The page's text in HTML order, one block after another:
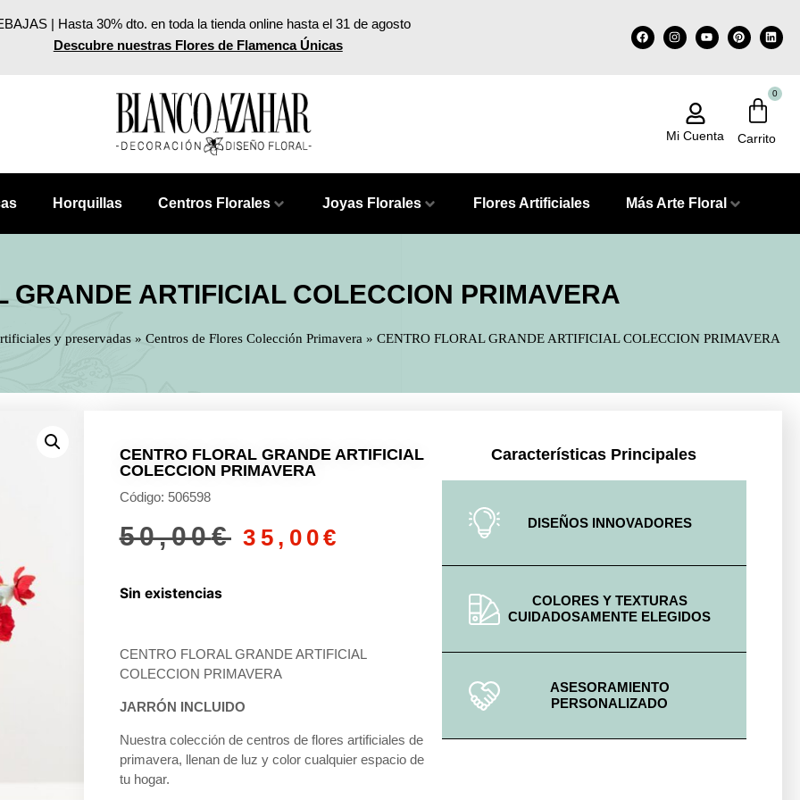
| Hasta 30% dto. en toda la tienda online hasta el 31 de agosto
Descubre nuestras Flores de Flamenca Únicas
Mi Cuenta
0
Horquillas Centros Florales Joyas Florales Flores Artificiales Más Arte Floral
GRANDE ARTIFICIAL COLECCION PRIMAVERA
y preservadas» Centros de Flores Colección Primavera » CENTRO FLORAL GRANDE ARTIFICIAL COLECCION PRIMAVERA
CENTRO FLORAL GRANDE ARTIFICIAL
COLECCION PRIMAVERA
Código: 506598
50,00€ 35,00€
Sin existencias
CENTRO FLORAL GRANDE ARTIFICIAL
COLECCION PRIMAVERA
JARRÓN INCLUIDO
Nuestra colección de centros de flores artificiales de
primavera, llenan de luz y color cualquier espacio de
tu hogar.
Características Principales
DISEÑOS INNOVADORES
COLORES Y TEXTURAS
CUIDADOSAMENTE ELEGIDOS
ASESORAMIENTO
PERSONALIZADO